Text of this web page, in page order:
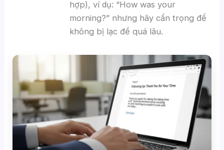
hợp), ví dụ: “How was your
morning?” nhưng hãy cẩn trọng để
không bị lạc đề quá lâu.